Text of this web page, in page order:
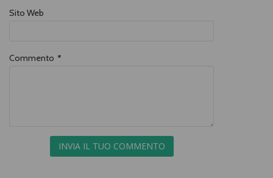
Sito Web
Commento *
INVIA IL TUO COMMENTO